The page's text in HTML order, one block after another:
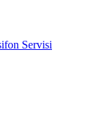
Servisi